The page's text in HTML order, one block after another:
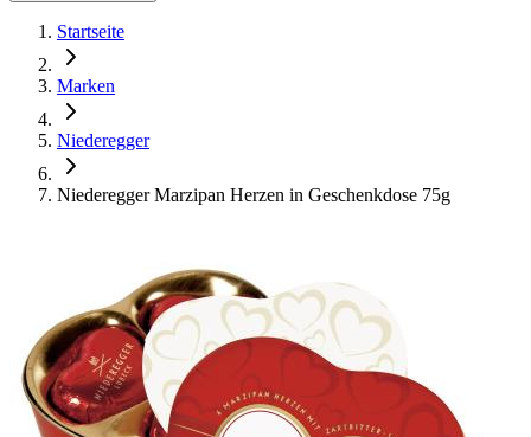
Startseite
Marken
Niederegger
Niederegger Marzipan Herzen in Geschenkdose 75g